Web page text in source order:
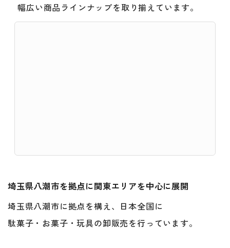
幅広い商品ラインナップを取り揃えています。
埼玉県八潮市を拠点に関東エリアを中心に展開
埼玉県八潮市に拠点を構え、日本全国に
駄菓子・お菓子・玩具の卸販売を行っています。